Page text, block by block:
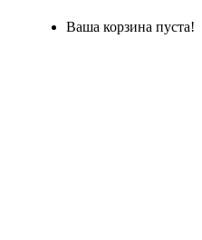
Ваша корзина пуста!